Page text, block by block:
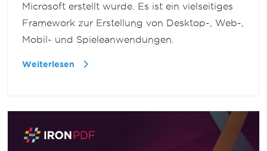
Microsoft erstellt wurde. Es ist ein vielseitiges
Framework zur Erstellung von Desktop-, Web-,
Mobil- und Spieleanwendungen.
Weiterlesen